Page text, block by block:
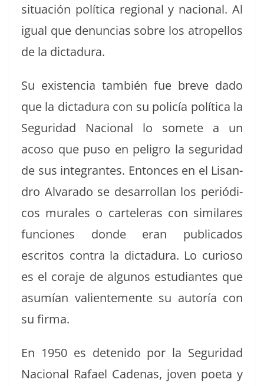
situación políti­ca region­al y nacional. Al
igual que denun­cias sobre los atro­pel­los
de la dictadura.
Su exis­ten­cia tam­bién fue breve dado
que la dic­tadu­ra con su policía políti­ca la
Seguri­dad Nacional lo somete a un
acoso que puso en peli­gro la seguri­dad
de sus inte­grantes. Entonces en el Lisan­
dro Alvara­do se desar­rol­lan los per­iódi­
cos murales o cartel­eras con sim­i­lares
fun­ciones donde eran pub­li­ca­dos
escritos con­tra la dic­tadu­ra. Lo curioso
es el cora­je de algunos estu­di­antes que
asumían valien­te­mente su autoría con
su firma.
En 1950 es detenido por la Seguri­dad
Nacional Rafael Cade­nas, joven poeta y